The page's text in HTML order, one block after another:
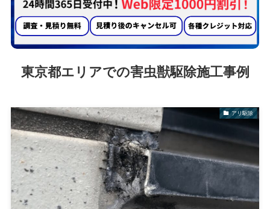
東京都エリアでの害虫獣駆除施工事例
アリ駆除